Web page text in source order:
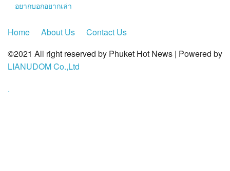
อยากบอกอยากเล่า
Home About Us
Contact Us
©2021 All right reserved by Phuket Hot News | Powered by
LIANUDOM Co.,Ltd
.